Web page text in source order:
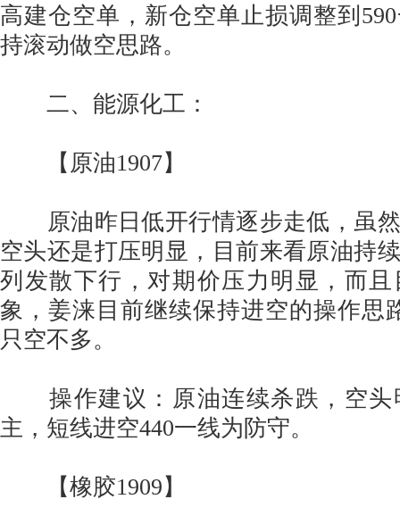
高建仓空单，新仓空单止损调整到
持滚动做空思路。
二、能源化工：
【原油1907】
原油昨日低开行情逐步走低，虽然
空头还是打压明显，目前来看原油持
列发散下行，对期价压力明显，而
象，姜涞目前继续保持进空的操作思
只空不多。
操作建议：原油连续杀跌，空头
主，短线进空440一线为防守。
【橡胶1909】